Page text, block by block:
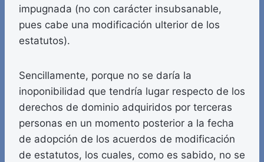
impugnada (no con carácter insubsanable,
pues cabe una modificación ulterior de los
estatutos).
Sencillamente, porque no se daría la
inoponibilidad que tendría lugar respecto de los
derechos de dominio adquiridos por terceras
personas en un momento posterior a la fecha
de adopción de los acuerdos de modificación
de estatutos, los cuales, como es sabido, no se